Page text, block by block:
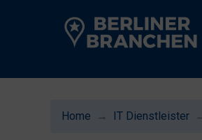
Home IT Dienstleister